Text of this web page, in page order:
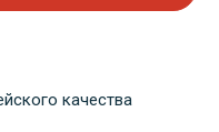
качества